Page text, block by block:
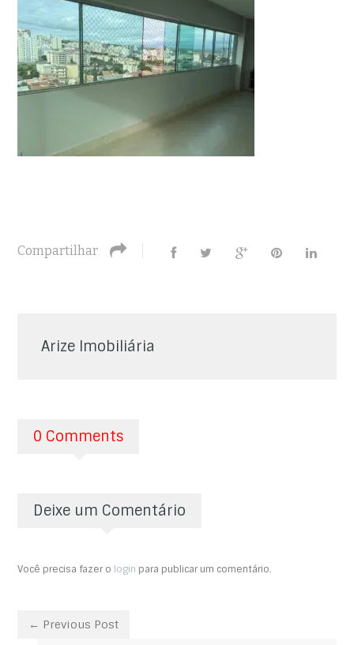
Compartilhar
Arize Imobiliária
0 Comments
Deixe um Comentário
Você precisa fazer o login para publicar um comentário.
← Previous Post